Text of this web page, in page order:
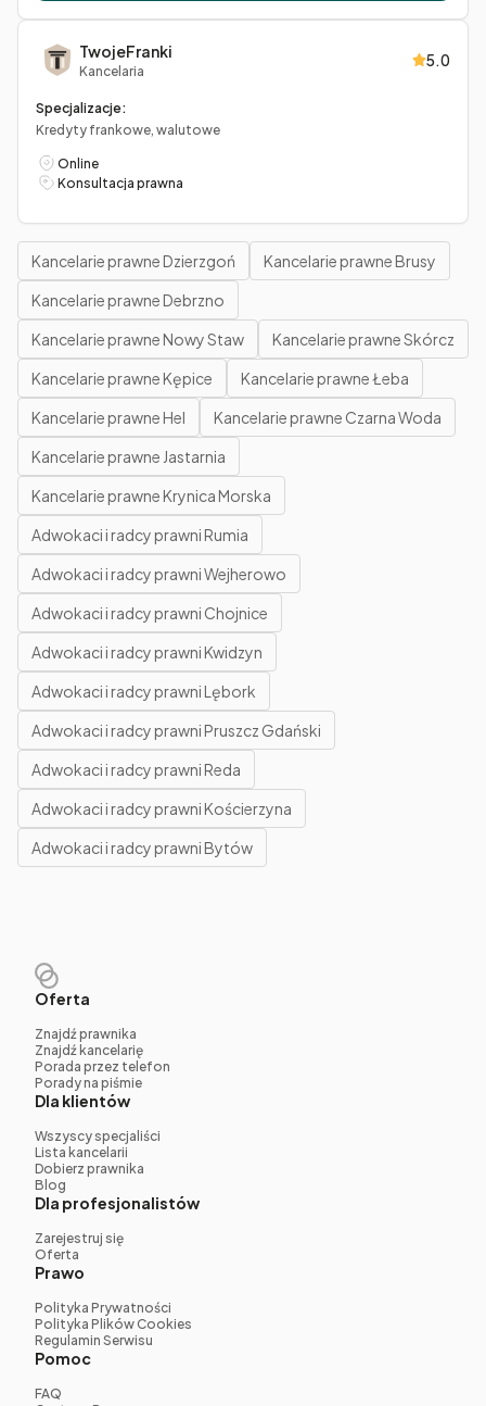
TwojeFranki
Kancelaria
5.0
Specjalizacje:
Kredyty frankowe, walutowe
Online
Konsultacja prawna
Kancelarie prawne Dzierzgoń
Kancelarie prawne Brusy
Kancelarie prawne Debrzno
Kancelarie prawne Nowy Staw
Kancelarie prawne Skórcz
Kancelarie prawne Kępice
Kancelarie prawne Łeba
Kancelarie prawne Hel
Kancelarie prawne Czarna Woda
Kancelarie prawne Jastarnia
Kancelarie prawne Krynica Morska
Adwokaci i radcy prawni Rumia
Adwokaci i radcy prawni Wejherowo
Adwokaci i radcy prawni Chojnice
Adwokaci i radcy prawni Kwidzyn
Adwokaci i radcy prawni Lębork
Adwokaci i radcy prawni Pruszcz Gdański
Adwokaci i radcy prawni Reda
Adwokaci i radcy prawni Kościerzyna
Adwokaci i radcy prawni Bytów
Oferta
Znajdź prawnika
Znajdź kancelarię
Porada przez telefon
Porady na piśmie
Dla klientów
Wszyscy specjaliści
Lista kancelarii
Dobierz prawnika
Blog
Dla profesjonalistów
Zarejestruj się
Oferta
Prawo
Polityka Prywatności
Polityka Plików Cookies
Regulamin Serwisu
Pomoc
FAQ